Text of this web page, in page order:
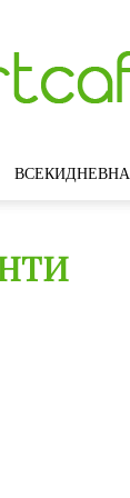
ВСЕКИДНЕВНА